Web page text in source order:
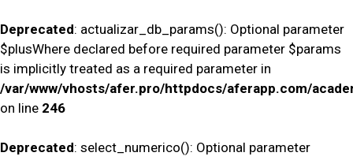
Deprecated: actualizar_db_params(): Optional parameter
$plusWhere declared before required parameter $params
is implicitly treated as a required parameter in
/var/www/vhosts/afer.pro/httpdocs/aferapp.com/
on line 246
Deprecated: select_numerico(): Optional parameter